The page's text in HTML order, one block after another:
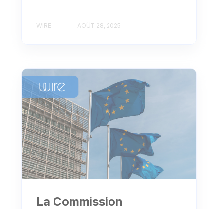
WIRE AOÛT 28, 2025
La Commission